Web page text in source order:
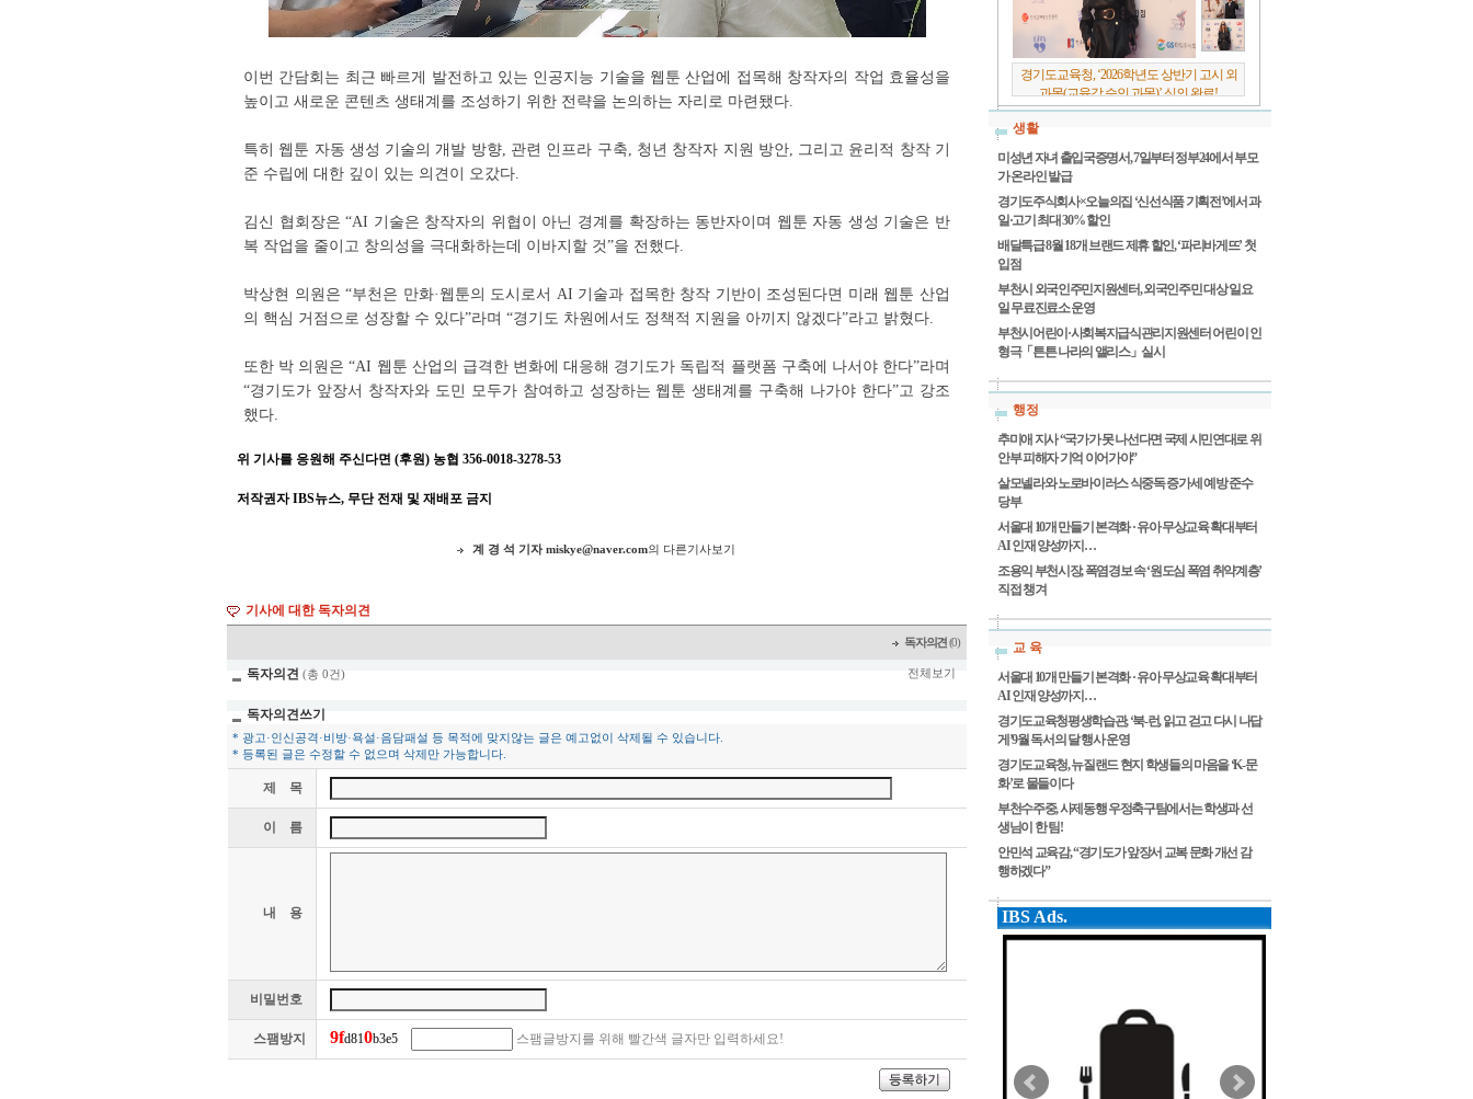
이번 간담회는 최근 빠르게 발전하고 있는 인공지능 기술을 웹툰 산업에 접목해 창작자의 작업 효율성을
높이고 새로운 콘텐츠 생태계를 조성하기 위한 전략을 논의하는 자리로 마련됐다.
특히 웹툰 자동 생성 기술의 개발 방향, 관련 인프라 구축, 청년 창작자 지원 방안, 그리고 윤리적 창작 기
준 수립에 대한 깊이 있는 의견이 오갔다.
김신 협회장은 “AI 기술은 창작자의 위협이 아닌 경계를 확장하는 동반자이며 웹툰 자동 생성 기술은 반
복 작업을 줄이고 창의성을 극대화하는데 이바지할 것”을 전했다.
박상현 의원은 “부천은 만화·웹툰의 도시로서 AI 기술과 접목한 창작 기반이 조성된다면 미래 웹툰 산업
의 핵심 거점으로 성장할 수 있다”라며 “경기도 차원에서도 정책적 지원을 아끼지 않겠다”라고 밝혔다.
또한 박 의원은 “AI 웹툰 산업의 급격한 변화에 대응해 경기도가 독립적 플랫폼 구축에 나서야 한다”라며
“경기도가 앞장서 창작자와 도민 모두가 참여하고 성장하는 웹툰 생태계를 구축해 나가야 한다”고 강조
했다.
위 기사를 응원해 주신다면 (후원) 농협 356-0018-3278-53
저작권자 IBS뉴스, 무단 전재 및 재배포 금지
계 경 석 기자 miskye@naver.com의 다른기사보기
기사에 대한 독자의견
독자의견(0)
독자의견 (총 0건) 전체보기
독자의견쓰기
* 광고·인신공격·비방·욕설·음담패설 등 목적에 맞지않는 글은 예고없이 삭제될 수 있습니다.
* 등록된 글은 수정할 수 없으며 삭제만 가능합니다.
제 목
이 름
내 용
비밀번호
스팸방지 9fd810b3e5 스팸글방지를 위해 빨간색 글자만 입력하세요!
경기도교육청, ‘2026학년도 상반기 고시 외
과목(교육감 승인 과목)’ 심의 완료!
생활
미성년 자녀 출입국증명서, 7일부터 정부24에서 부모
가 온라인 발급
경기도주식회사×오늘의집 ‘신선식품 기획전’에서 과
일·고기 최대 30% 할인
배달특급 8월 18개 브랜드 제휴 할인, ‘파리바게뜨’ 첫
입점
부천시 외국인주민지원센터, 외국인주민 대상 일요
일 무료진료소 운영
부천시어린이·사회복지급식관리지원센터 어린이 인
형극「튼튼 나라의 앨리스」실시
행정
추미애 지사 “국가가 못 나선다면 국제 시민연대로 위
안부 피해자 기억 이어가야”
살모넬라와 노로바이러스 식중독 증가세 예방 준수
당부
서울대 10개 만들기 본격화 · 유아 무상교육 확대부터
AI 인재 양성까지…
조용익 부천시장, 폭염경보 속 ‘원도심 폭염 취약계층’
직접 챙겨
교 육
서울대 10개 만들기 본격화 · 유아 무상교육 확대부터
AI 인재 양성까지…
경기도교육청평생학습관, ‘북-런, 읽고 걷고 다시 나답
게’9월 독서의 달 행사 운영
경기도교육청, 뉴질랜드 현지 학생들의 마음을 ‘K-문
화’로 물들이다
부천수주중, 사제동행 우정축구팀에서는 학생과 선
생님이 한 팀!
안민석 교육감, “경기도가 앞장서 교복 문화 개선 감
행하겠다”